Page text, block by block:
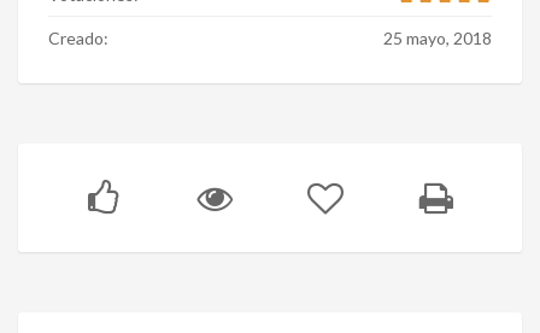
Creado: 25 mayo, 2018